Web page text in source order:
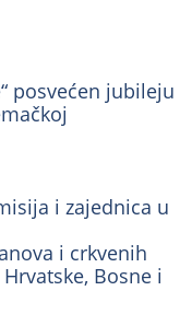
posvećen jubileju
i zajednica u
i crkvenih
Bosne i